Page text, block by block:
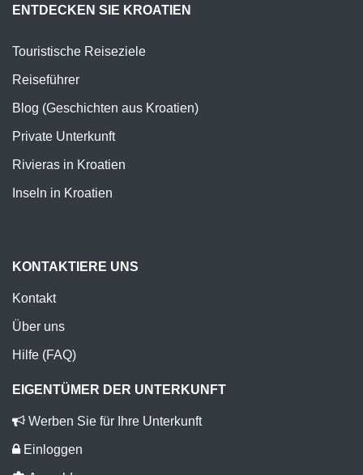
ENTDECKEN SIE KROATIEN
Touristische Reiseziele
Reiseführer
Blog (Geschichten aus Kroatien)
Private Unterkunft
Rivieras in Kroatien
Inseln in Kroatien
KONTAKTIERE UNS
Kontakt
Über uns
Hilfe (FAQ)
EIGENTÜMER DER UNTERKUNFT
Werben Sie für Ihre Unterkunft
Einloggen